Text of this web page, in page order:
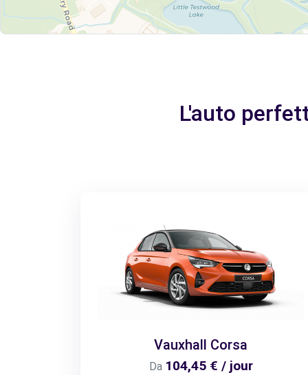
L'auto
Vauxhall Corsa
Da 104,45 € / jour